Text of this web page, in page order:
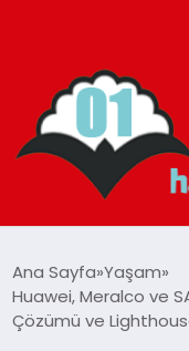
ADANA
Ana Sayfa Yaşam
Huawei, Meralco ve
Çözümü ve